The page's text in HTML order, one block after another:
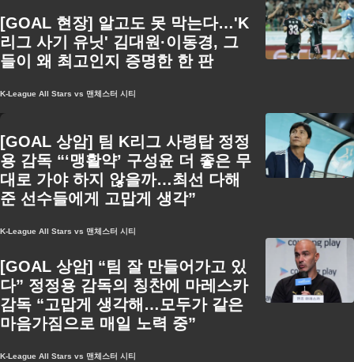
[GOAL 현장] 알고도 못 막는다…'K
리그 사기 유닛' 김대원·이동경, 그
들이 왜 최고인지 증명한 한 판
K-League All Stars vs 맨체스터 시티
[GOAL 상암] 팀 K리그 사령탑 정정
용 감독 “‘맹활약’ 구성윤 더 좋은 무
대로 가야 하지 않을까…최선 다해
준 선수들에게 고맙게 생각”
K-League All Stars vs 맨체스터 시티
[GOAL 상암] “팀 잘 만들어가고 있
다” 정정용 감독의 칭찬에 마레스카
감독 “고맙게 생각해…모두가 같은
마음가짐으로 매일 노력 중”
K-League All Stars vs 맨체스터 시티